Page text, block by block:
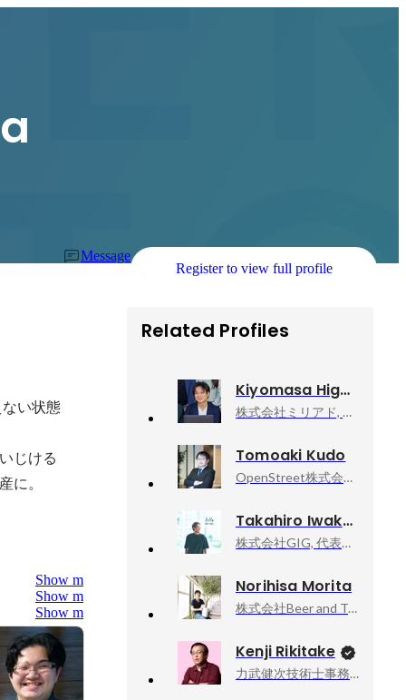
Message
Register to view full profile
い状態
じける
に。
Show more
Show more
Show more
Related Profiles
Kiyomasa Higuchi
株式会社ミリアド, 代表取締役社長
Tomoaki Kudo
OpenStreet株式会社, 代表取締役社長 CEO
Takahiro Iwakami
株式会社GIG, 代表取締役
Norihisa Morita
株式会社Beer and Tech, Founder, CEO
Kenji Rikitake
力武健次技術士事務所, 所長